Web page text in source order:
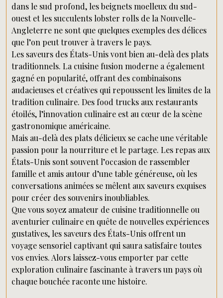
dans le sud profond, les beignets moelleux du sud-
ouest et les succulents lobster rolls de la Nouvelle-
Angleterre ne sont que quelques exemples des délices
que l’on peut trouver à travers le pays.
Les saveurs des États-Unis vont bien au-delà des plats
traditionnels. La cuisine fusion moderne a également
gagné en popularité, offrant des combinaisons
audacieuses et créatives qui repoussent les limites de la
tradition culinaire. Des food trucks aux restaurants
étoilés, l’innovation culinaire est au cœur de la scène
gastronomique américaine.
Mais au-delà des plats délicieux se cache une véritable
passion pour la nourriture et le partage. Les repas aux
États-Unis sont souvent l’occasion de rassembler
famille et amis autour d’une table généreuse, où les
conversations animées se mêlent aux saveurs exquises
pour créer des souvenirs inoubliables.
Que vous soyez amateur de cuisine traditionnelle ou
aventurier culinaire en quête de nouvelles expériences
gustatives, les saveurs des États-Unis offrent un
voyage sensoriel captivant qui saura satisfaire toutes
vos envies. Alors laissez-vous emporter par cette
exploration culinaire fascinante à travers un pays où
chaque bouchée raconte une histoire.